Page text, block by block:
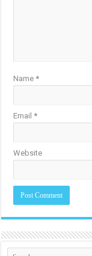
Name*
Email*
Website